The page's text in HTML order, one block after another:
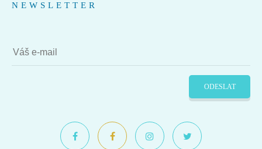
NEWSLETTER
ODESLAT